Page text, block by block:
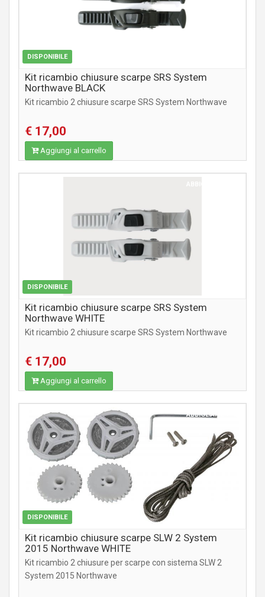
DISPONIBILE
Kit ricambio chiusure scarpe SRS System
Northwave BLACK
Kit ricambio 2 chiusure scarpe SRS System Northwave
€ 17,00
Aggiungi al carrello
DISPONIBILE
Kit ricambio chiusure scarpe SRS System
Northwave WHITE
Kit ricambio 2 chiusure scarpe SRS System Northwave
€ 17,00
Aggiungi al carrello
DISPONIBILE
ABBIGLIAMENTO
Kit ricambio chiusure scarpe SLW 2 System
2015 Northwave WHITE
Kit ricambio 2 chiusure per scarpe con sistema SLW 2
System 2015 Northwave